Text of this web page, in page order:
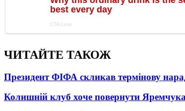
ЧИТАЙТЕ ТАКОЖ
Президент ФІФА скликав термінову
Колишній клуб хоче повернути